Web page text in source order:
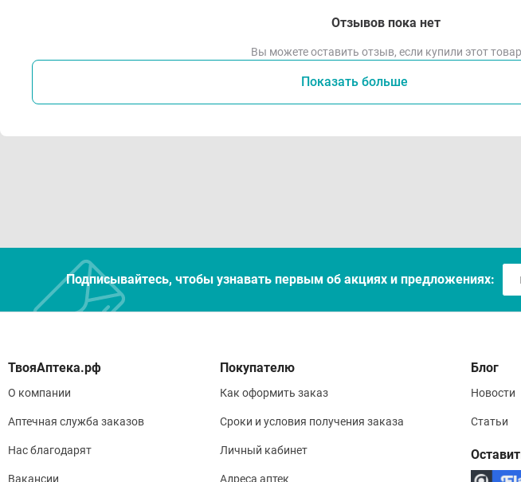
Отзывов пока нет
Вы можете оставить отзыв, если купили этот товар
Показать больше
Подписывайтесь, чтобы узнавать первым об акцияx и предложениях:
О компании
Аптечная служба заказов
Нас благодарят
Вакансии
Покупателю
Как оформить заказ
Сроки и условия получения заказа
Личный кабинет
Адреса аптек
Блог
Новости
Статьи